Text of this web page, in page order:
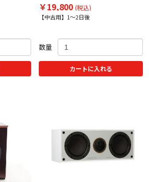
￥19,800 (税込)
【中古用】1～2日後
数量
カートに入れる